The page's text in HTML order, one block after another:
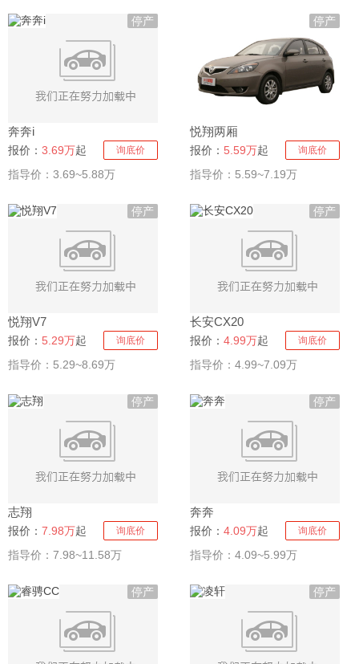
奔奔i
报价： 3.69万起 询底价
指导价：3.69~5.88万
停产
悦翔两厢
报价： 5.59万起 询底价
指导价：5.59~7.19万
停产
悦翔V7
报价： 5.29万起 询底价
指导价：5.29~8.69万
停产
长安CX20
报价： 4.99万起 询底价
指导价：4.99~7.09万
停产
志翔
报价： 7.98万起 询底价
指导价：7.98~11.58万
停产
奔奔
报价： 4.09万起 询底价
指导价：4.09~5.99万
停产
停产 停产